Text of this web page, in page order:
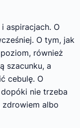
aspiracjach. O
O tym, jak
również
szacunku, a
cebulę. O
nie trzeba
zdrowiem albo